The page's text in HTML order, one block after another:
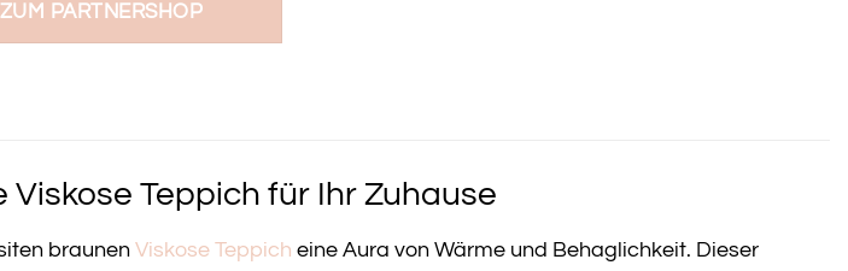
ZUM PARTNERSHOP
Teppich für Ihr Zuhause
braunen Viskose Teppich eine Aura von Wärme und Behaglichkeit. Dieser